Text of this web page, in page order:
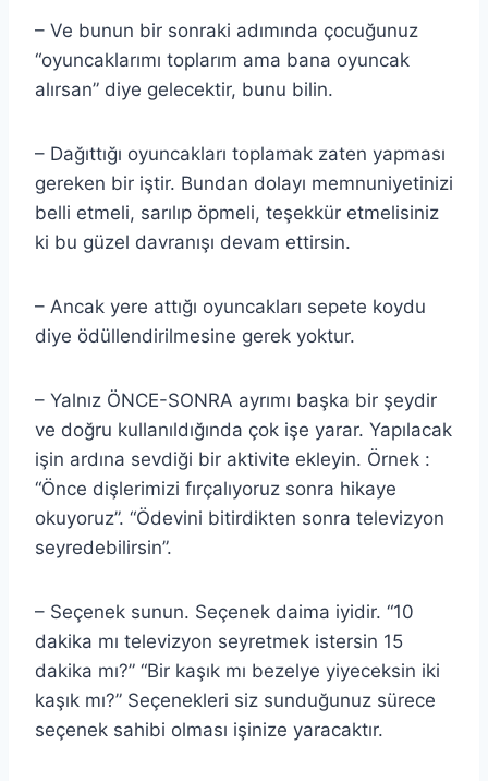
– Ve bunun bir sonraki adımında çocuğunuz
“oyuncaklarımı toplarım ama bana oyuncak
alırsan” diye gelecektir, bunu bilin.
– Dağıttığı oyuncakları toplamak zaten yapması
gereken bir iştir. Bundan dolayı memnuniyetinizi
belli etmeli, sarılıp öpmeli, teşekkür etmelisiniz
ki bu güzel davranışı devam ettirsin.
– Ancak yere attığı oyuncakları sepete koydu
diye ödüllendirilmesine gerek yoktur.
– Yalnız ÖNCE-SONRA ayrımı başka bir şeydir
ve doğru kullanıldığında çok işe yarar. Yapılacak
işin ardına sevdiği bir aktivite ekleyin. Örnek :
“Önce dişlerimizi fırçalıyoruz sonra hikaye
okuyoruz”. “Ödevini bitirdikten sonra televizyon
seyredebilirsin”.
– Seçenek sunun. Seçenek daima iyidir. “10
dakika mı televizyon seyretmek istersin 15
dakika mı?” “Bir kaşık mı bezelye yiyeceksin iki
kaşık mı?” Seçenekleri siz sunduğunuz sürece
seçenek sahibi olması işinize yaracaktır.